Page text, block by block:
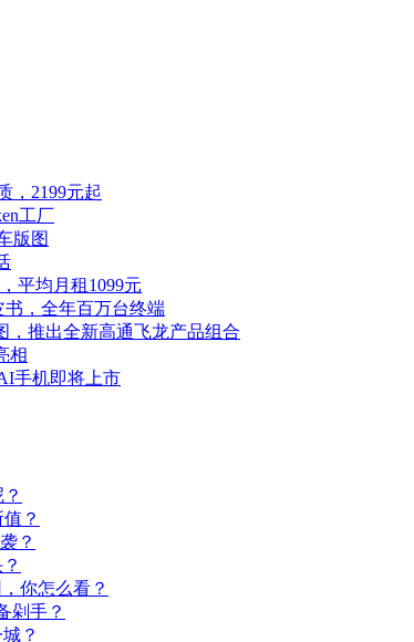
，2199元起
工厂
版图
平均月租1099元
，全年百万台终端
，推出全新高通飞龙产品组合
相
手机即将上市
？
？
你怎么看？
剁手？
？